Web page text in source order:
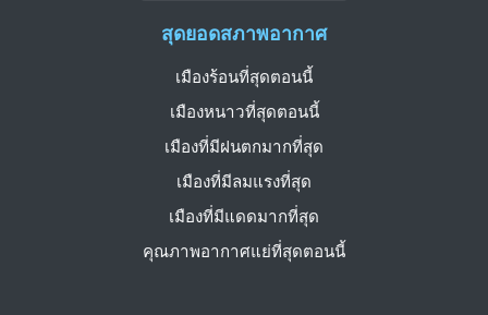
สุดยอดสภาพอากาศ
เมืองร้อนที่สุดตอนนี้
เมืองหนาวที่สุดตอนนี้
เมืองที่มีฝนตกมากที่สุด
เมืองที่มีลมแรงที่สุด
เมืองที่มีแดดมากที่สุด
คุณภาพอากาศแย่ที่สุดตอนนี้